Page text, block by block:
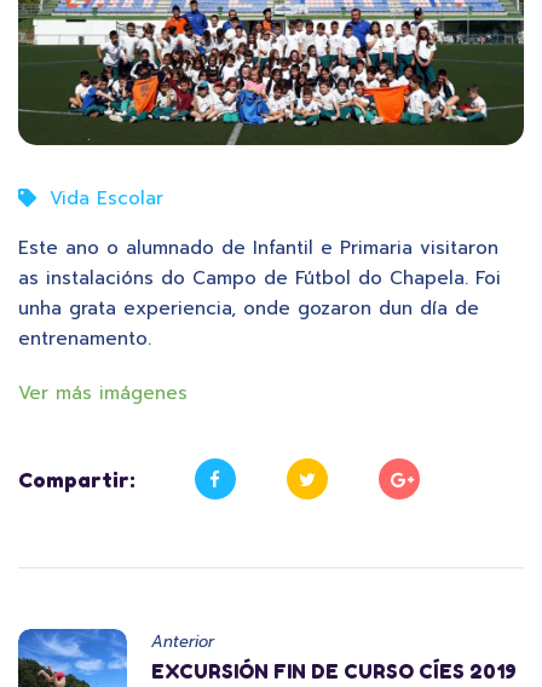
Vida Escolar
Este ano o alumnado de Infantil e Primaria visitaron
as instalacións do Campo de Fútbol do Chapela. Foi
unha grata experiencia, onde gozaron dun día de
entrenamento.
Ver más imágenes
Compartir:
Anterior
EXCURSIÓN FIN DE CURSO CÍES 2019